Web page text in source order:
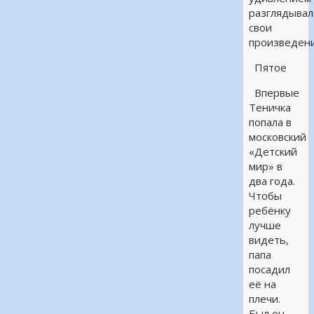
свои
Пятое
Впервые
Теничка
попала в
московский
«Детский
мир» в
два года.
Чтобы
ребёнку
лучше
видеть,
папа
посадил
её на
плечи.